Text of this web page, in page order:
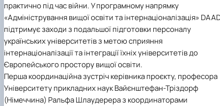
практично під час війни. У програмному напрямку
«Адміністрування вищої освіти та інтернаціоналізація»
підтримує заходи з подальшої підготовки персоналу
українських університетів з метою сприяння
інтернаціоналізації та інтеграції їхніх університетів до
Європейського простору вищої освіти.
Перша координаційна зустріч керівника проєкту, професора
Університету прикладних наук Вайєнштефан-Тріздорф
(Німеччина) Ральфа Шлаудерера з координаторами